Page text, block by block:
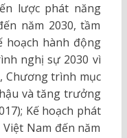
lược phát năng
năm 2030, tầm
hoạch hành động
nghị sự 2030 vì
Chương trình mục
và tăng trưởng
Kế hoạch phát
Nam đến năm